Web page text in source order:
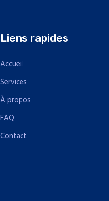
Liens rapides
Accueil
Services
À propos
FAQ
Contact